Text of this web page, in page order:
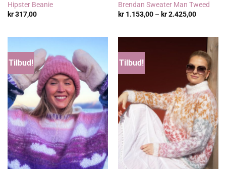
Hipster Beanie
kr317,00
Brendan Sweater Man Tweed
kr1.153,00 – kr2.425,00
Tilbud! Tilbud!